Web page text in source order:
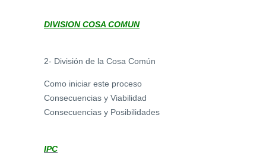
DIVISION COSA COMUN
2- División de la Cosa Común
Como iniciar este proceso
Consecuencias y Viabilidad
Consecuencias y Posibilidades
IPC